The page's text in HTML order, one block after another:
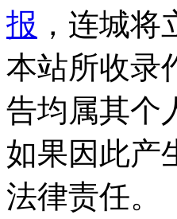
报 ，连城将
本站所收录
告均属其个
如果因此产
法律责任。